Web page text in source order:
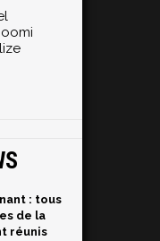
: tous
de la
réunis